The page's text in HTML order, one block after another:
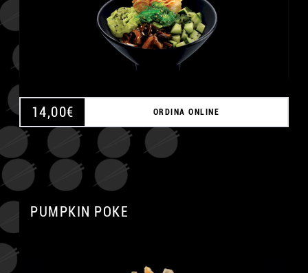
14,00€ ORDINA ONLINE
PUMPKIN POKE